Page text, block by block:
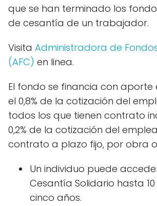
que se han terminado los
de cesantía de un trabajador.
Visita Administradora de
(AFC) en linea.
El fondo se financia con
el 0,8% de la cotización del
todos los que tienen contrato
0,2% de la cotización del
contrato a plazo fijo, por obra
Un individuo puede
Cesantía Solidario hasta
cinco años.